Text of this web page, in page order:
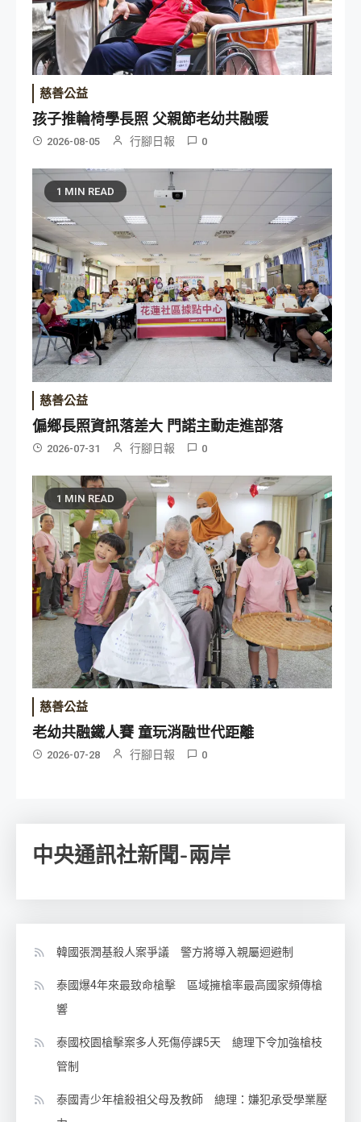
慈善公益
孩子推輪椅學長照 父親節老幼共融暖
2026-08-05 行腳日報 0
1 MIN READ
慈善公益
偏鄉長照資訊落差大 門諾主動走進部落
2026-07-31 行腳日報 0
1 MIN READ
慈善公益
老幼共融鐵人賽 童玩消融世代距離
2026-07-28 行腳日報 0
中央通訊社新聞-兩岸
韓國張潤基殺人案爭議 警方將導入親屬迴避制
泰國爆4年來最致命槍擊 區域擁槍率最高國家頻傳槍
響
泰國校園槍擊案多人死傷停課5天 總理下令加強槍枝
管制
泰國青少年槍殺祖父母及教師 總理：嫌犯承受學業壓